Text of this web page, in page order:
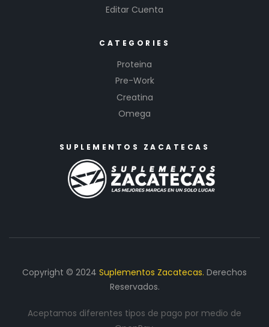
Editar Cuenta
CATEGORIES
Proteina
Pre-Work
Creatina
Omega
SUPLEMENTOS ZACATECAS
Copyright © 2024 Suplementos Zacatecas. Derechos
Reservados.
Aceptamos diferentes tipos de pago por medio de